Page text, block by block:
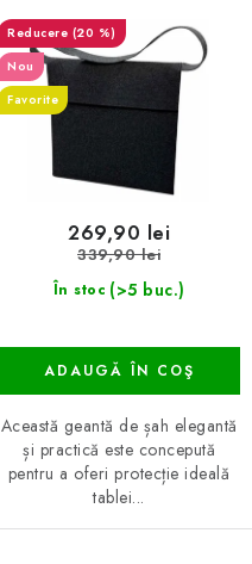
(20 %)
Nou
Favorite
În stoc (>5 buc.)
269,90 lei
339,90 lei
ADAUGĂ ÎN COŞ
Această geantă de șah elegantă
și practică este concepută
pentru a oferi protecție ideală
tablei...